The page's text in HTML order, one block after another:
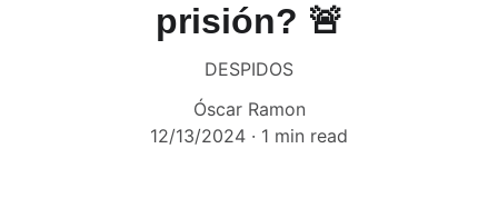
prisión? 🚨
DESPIDOS
Óscar Ramon
12/13/2024
1 min read